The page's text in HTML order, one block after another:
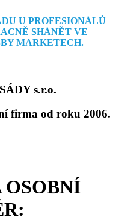
U PROFESIONÁLŮ
SHÁNĚT VE
MARKETECH.
s.r.o.
firma od roku 2006.
OSOBNÍ